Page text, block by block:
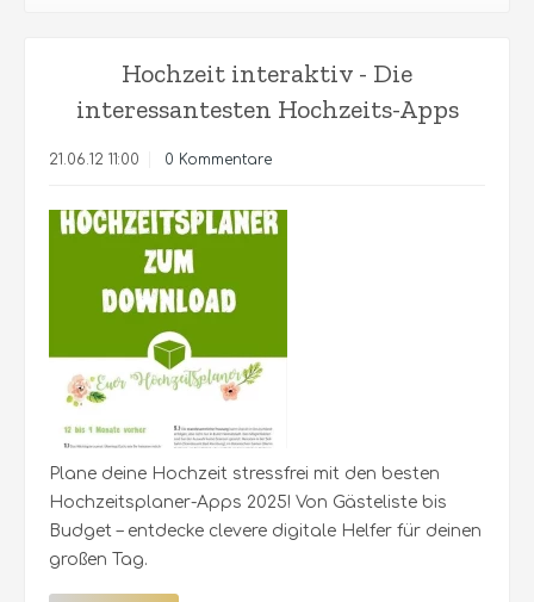
Hochzeit interaktiv - Die
interessantesten Hochzeits-Apps
21.06.12 11:00 0 Kommentare
Plane deine Hochzeit stressfrei mit den besten
Hochzeitsplaner-Apps 2025! Von Gästeliste bis
Budget – entdecke clevere digitale Helfer für deinen
großen Tag.